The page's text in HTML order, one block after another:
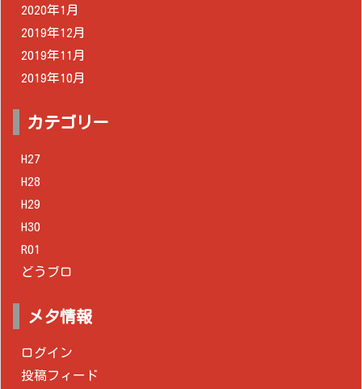
2020年1月
2019年12月
2019年11月
2019年10月
カテゴリー
H27
H28
H29
H30
R01
どうブロ
メタ情報
ログイン
投稿フィード